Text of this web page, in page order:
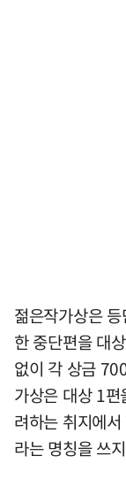
젊은작가상은
한 중단편을 대
없이 각 상금
가상은 대상 1편
려하는 취지에
라는 명칭을 쓰